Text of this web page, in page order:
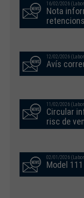
16/02/2026
Nota
12/02/2026
Avís
11/02/2026
Circular
risc de
02/01/2026
Model